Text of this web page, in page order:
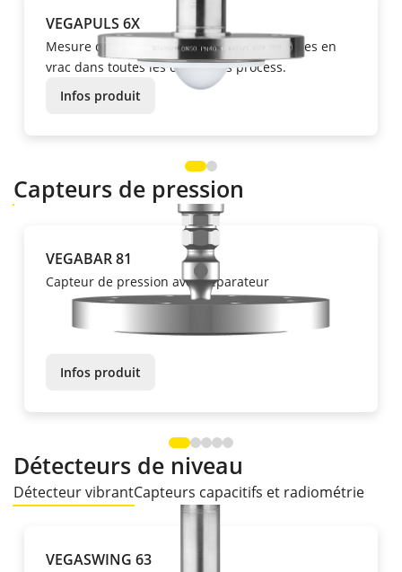
VEGAPULS 6X
Mesure de niveau des liquides et des solides en
vrac dans toutes les conditions process.
Infos produit
Capteurs de pression
VEGABAR 81
Capteur de pression avec séparateur
Infos produit
Détecteurs de niveau
Détecteur vibrantCapteurs capacitifs et radiométrie
VEGASWING 63